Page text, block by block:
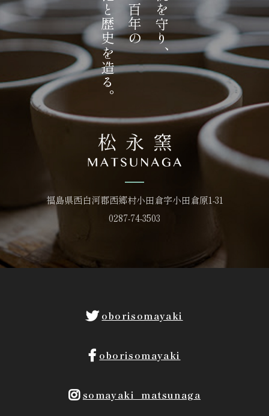
文化と歴史を造る。
福島県西白河郡西郷村小田倉字小田倉原1-31
0287-74-3503
oborisomayaki
oborisomayaki
somayaki_matsunaga